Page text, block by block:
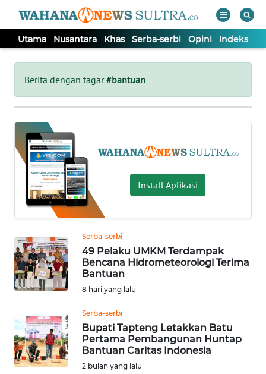
Utama Nusantara Khas Serba-serbi Opini Indeks
Berita dengan tagar#bantuan
Install Aplikasi
Serba-serbi
49 Pelaku UMKM Terdampak
Bencana Hidrometeorologi Terima
Bantuan
8 hari yang lalu
Serba-serbi
Bupati Tapteng Letakkan Batu
Pertama Pembangunan Huntap
Bantuan Caritas Indonesia
2 bulan yang lalu
Tutup
UTAMA
NUSANTARA
KHAS
SERBA-
SERBI
OPINI
Informasi
INDEKS
BERITA
KONTAK
KAMI